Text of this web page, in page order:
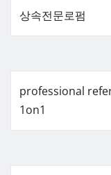
상속전문로펌
professional
1on1